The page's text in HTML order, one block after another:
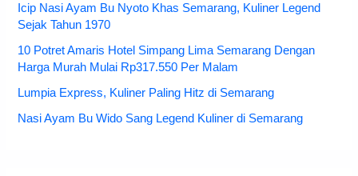
Icip Nasi Ayam Bu Nyoto Khas Semarang, Kuliner Legend
Sejak Tahun 1970
10 Potret Amaris Hotel Simpang Lima Semarang Dengan
Harga Murah Mulai Rp317.550 Per Malam
Lumpia Express, Kuliner Paling Hitz di Semarang
Nasi Ayam Bu Wido Sang Legend Kuliner di Semarang